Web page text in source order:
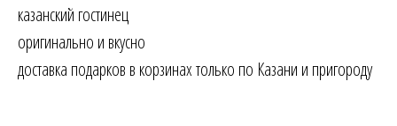
казанский гостинец
оригинально и вкусно
доставка подарков в корзинах только по Казани и пригороду